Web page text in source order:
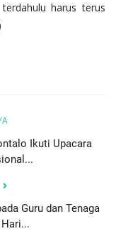
harus terus
Ikuti Upacara
Guru dan Tenaga